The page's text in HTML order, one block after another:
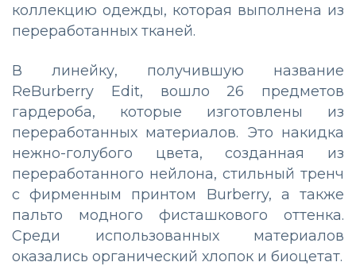
коллекцию одежды, которая выполнена из
переработанных тканей.
В линейку, получившую название
ReBurberry Edit, вошло 26 предметов
гардероба, которые изготовлены из
переработанных материалов. Это накидка
нежно-голубого цвета, созданная из
переработанного нейлона, стильный тренч
с фирменным принтом Burberry, а также
пальто модного фисташкового оттенка.
Среди использованных материалов
оказались органический хлопок и биоцетат.